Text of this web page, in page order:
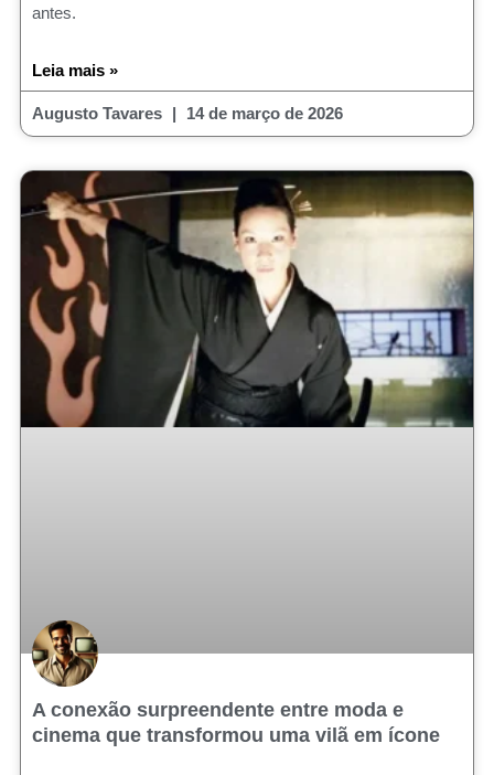
antes.
Leia mais »
Augusto Tavares 14 de março de 2026
A conexão surpreendente entre moda e
cinema que transformou uma vilã em ícone